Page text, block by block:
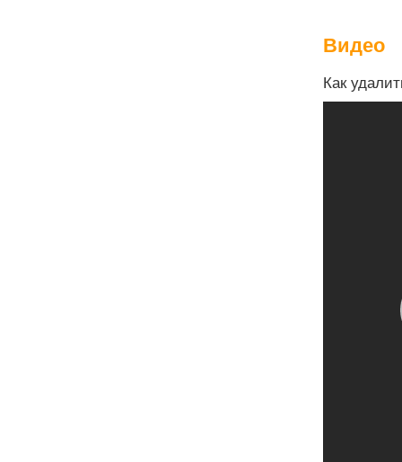
Видео
Как